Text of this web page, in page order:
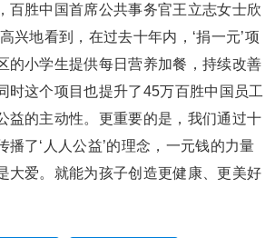
百胜中国首席公共事务官王立志女士欣
兴地看到，在过去十年内，‘捐一元’项
的小学生提供每日营养加餐，持续改善
时这个项目也提升了45万百胜中国员工
益的主动性。更重要的是，我们通过十
播了‘人人公益’的理念，一元钱的力量
大爱。就能为孩子创造更健康、更美好